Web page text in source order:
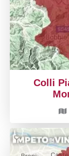
Colli